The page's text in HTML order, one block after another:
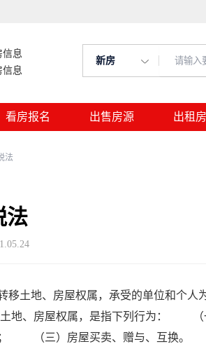
信息
信息
新房
看房报名 出售房源 出租
法
法
地、房屋权属，承受的单位和个人
、房屋权属，是指下列行为：
； （三）房屋买卖、赠与、互换。